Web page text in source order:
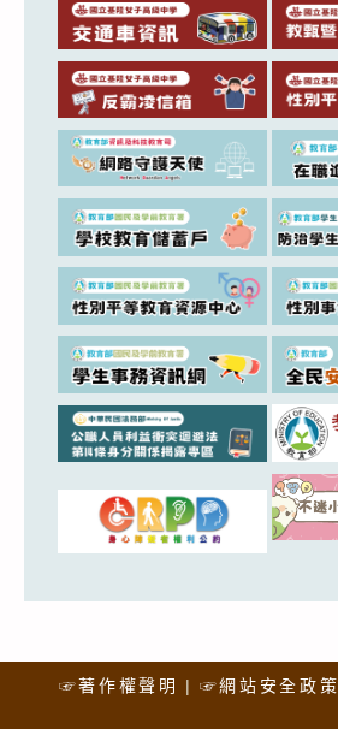
☞著作權聲明 ☞網站安全政策